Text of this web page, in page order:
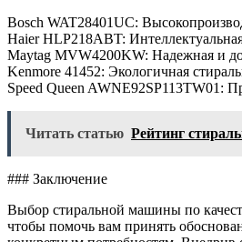
Bosch WAT28401UC:
Haier HLP218ABT:
Maytag MVW4200KW: Надежная и
Kenmore 41452: Экологичная
Speed Queen AWNE92SP113TW01:
Читать статью Рейтинг
### Заключение
Выбор стиральной машины по
чтобы помочь вам принять